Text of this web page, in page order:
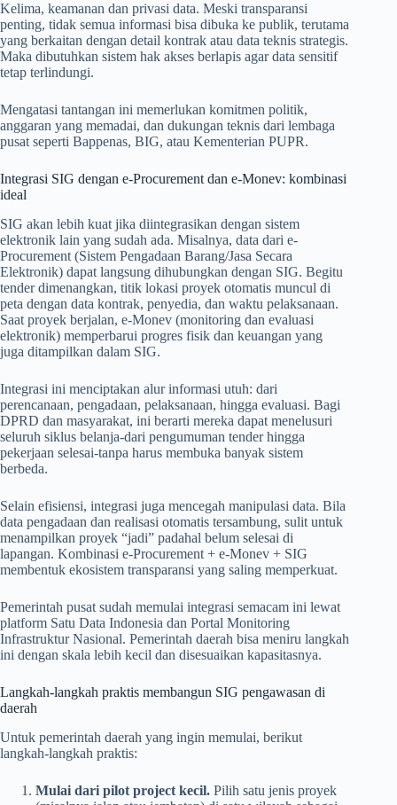
Kelima, keamanan dan privasi data. Meski transparansi
penting, tidak semua informasi bisa dibuka ke publik, terutama
yang berkaitan dengan detail kontrak atau data teknis strategis.
Maka dibutuhkan sistem hak akses berlapis agar data sensitif
tetap terlindungi.
Mengatasi tantangan ini memerlukan komitmen politik,
anggaran yang memadai, dan dukungan teknis dari lembaga
pusat seperti Bappenas, BIG, atau Kementerian PUPR.
Integrasi SIG dengan e-Procurement dan e-Monev: kombinasi
ideal
SIG akan lebih kuat jika diintegrasikan dengan sistem
elektronik lain yang sudah ada. Misalnya, data dari e-
Procurement (Sistem Pengadaan Barang/Jasa Secara
Elektronik) dapat langsung dihubungkan dengan SIG. Begitu
tender dimenangkan, titik lokasi proyek otomatis muncul di
peta dengan data kontrak, penyedia, dan waktu pelaksanaan.
Saat proyek berjalan, e-Monev (monitoring dan evaluasi
elektronik) memperbarui progres fisik dan keuangan yang
juga ditampilkan dalam SIG.
Integrasi ini menciptakan alur informasi utuh: dari
perencanaan, pengadaan, pelaksanaan, hingga evaluasi. Bagi
DPRD dan masyarakat, ini berarti mereka dapat menelusuri
seluruh siklus belanja-dari pengumuman tender hingga
pekerjaan selesai-tanpa harus membuka banyak sistem
berbeda.
Selain efisiensi, integrasi juga mencegah manipulasi data. Bila
data pengadaan dan realisasi otomatis tersambung, sulit untuk
menampilkan proyek “jadi” padahal belum selesai di
lapangan. Kombinasi e-Procurement + e-Monev + SIG
membentuk ekosistem transparansi yang saling memperkuat.
Pemerintah pusat sudah memulai integrasi semacam ini lewat
platform Satu Data Indonesia dan Portal Monitoring
Infrastruktur Nasional. Pemerintah daerah bisa meniru langkah
ini dengan skala lebih kecil dan disesuaikan kapasitasnya.
Langkah-langkah praktis membangun SIG pengawasan di
daerah
Untuk pemerintah daerah yang ingin memulai, berikut
langkah-langkah praktis:
Mulai dari pilot project kecil. Pilih satu jenis proyek